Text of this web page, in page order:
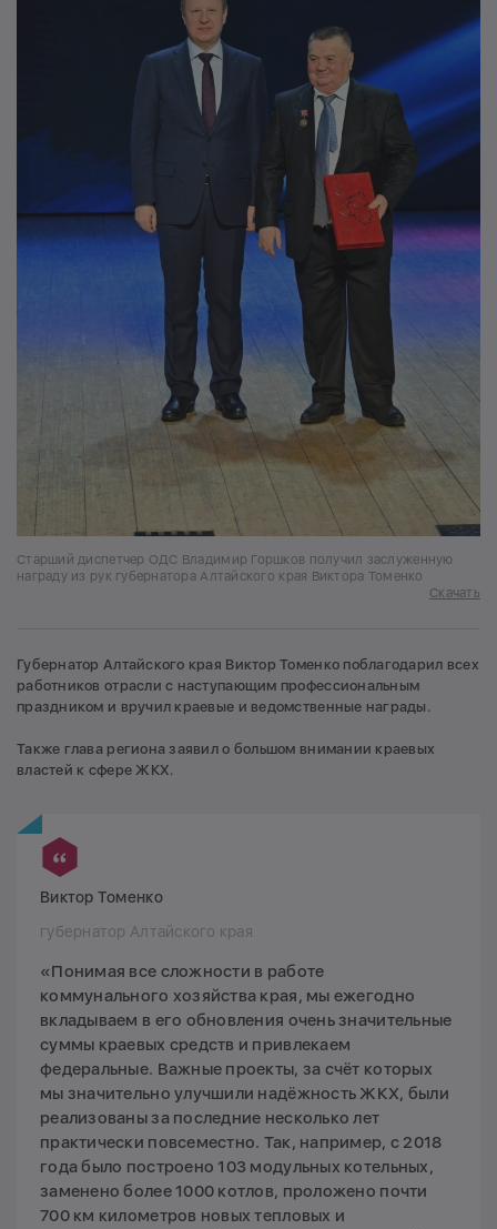
Старший диспетчер ОДС Владимир Горшков получил заслуженную
награду из рук губернатора Алтайского края Виктора Томенко
Скачать
Губернатор Алтайского края Виктор Томенко поблагодарил всех
работников отрасли с наступающим профессиональным
праздником и вручил краевые и ведомственные награды.
Также глава региона заявил о большом внимании краевых
властей к сфере ЖКХ.
Виктор Томенко
губернатор Алтайского края
«Понимая все сложности в работе
коммунального хозяйства края, мы ежегодно
вкладываем в его обновления очень значительные
суммы краевых средств и привлекаем
федеральные. Важные проекты, за счёт которых
мы значительно улучшили надёжность ЖКХ, были
реализованы за последние несколько лет
практически повсеместно. Так, например, с 2018
года было построено 103 модульных котельных,
заменено более 1000 котлов, проложено почти
700 км километров новых тепловых и